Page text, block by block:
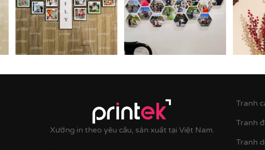
1. Dán chắc chắn – Không lo hỏng tường:
Sử dụng băng dính 2 mặt chuyên dụng với độ bám dính
khoan. Đặc biệt, khi muốn di chuyển hay bóc ra, tường nhà
Xưởng in theo yêu cầu, sản xuất tại Việt Nam.
Tranh
Tranh
Tranh